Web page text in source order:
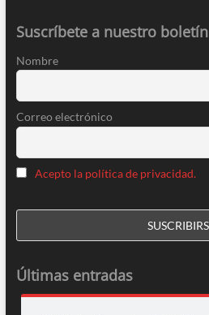
Suscríbete a nuestro boletín
Nombre
Correo electrónico
Acepto la política de privacidad.
Últimas entradas